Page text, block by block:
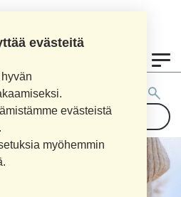
evästeitä
evästeistä
myöhemmin